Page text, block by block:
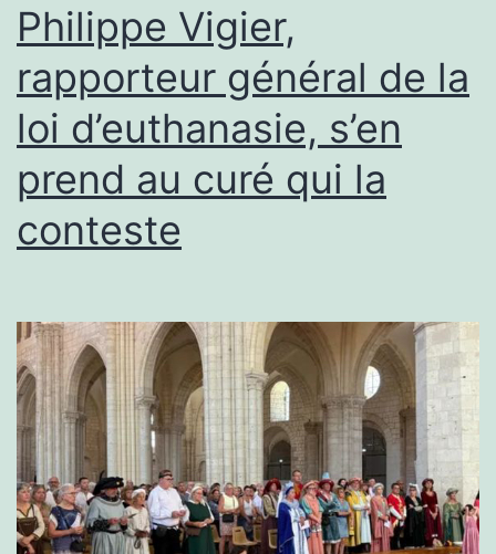
Philippe Vigier,
rapporteur général de la
loi d’euthanasie, s’en
prend au curé qui la
conteste